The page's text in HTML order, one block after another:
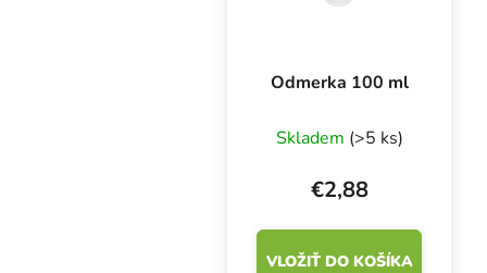
Odmerka 100 ml
Skladem (>5 ks)
€2,88
VLOŽIŤ DO KOŠÍKA